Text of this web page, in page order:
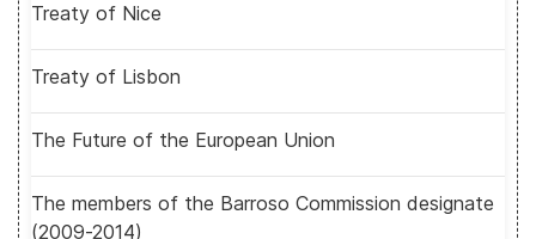
Treaty of Nice
Treaty of Lisbon
The Future of the European Union
The members of the Barroso Commission designate
(2009-2014)